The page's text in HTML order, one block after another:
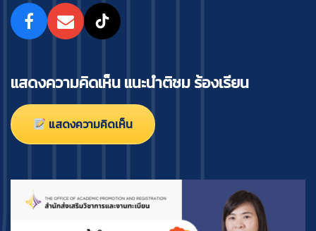
แสดงความคิดเห็น แนะนำติชม ร้องเรียน
แสดงความคิดเห็น